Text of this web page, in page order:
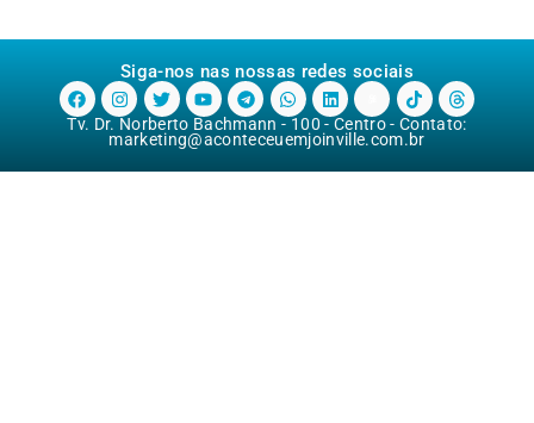
Siga-nos nas nossas redes sociais
Tv. Dr. Norberto Bachmann - 100 - Centro - Contato:
marketing@aconteceuemjoinville.com.br